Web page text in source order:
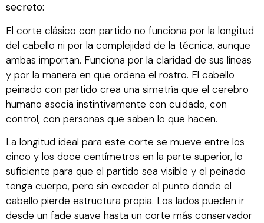
secreto:
El corte clásico con partido no funciona por la longitud
del cabello ni por la complejidad de la técnica, aunque
ambas importan. Funciona por la claridad de sus líneas
y por la manera en que ordena el rostro. El cabello
peinado con partido crea una simetría que el cerebro
humano asocia instintivamente con cuidado, con
control, con personas que saben lo que hacen.
La longitud ideal para este corte se mueve entre los
cinco y los doce centímetros en la parte superior, lo
suficiente para que el partido sea visible y el peinado
tenga cuerpo, pero sin exceder el punto donde el
cabello pierde estructura propia. Los lados pueden ir
desde un fade suave hasta un corte más conservador